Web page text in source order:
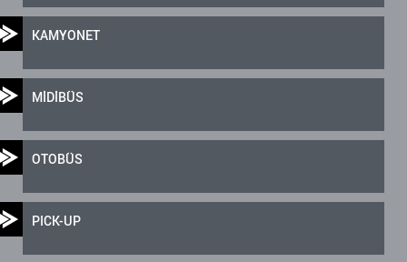
KAMYONET
MİDİBÜS
OTOBÜS
PICK-UP